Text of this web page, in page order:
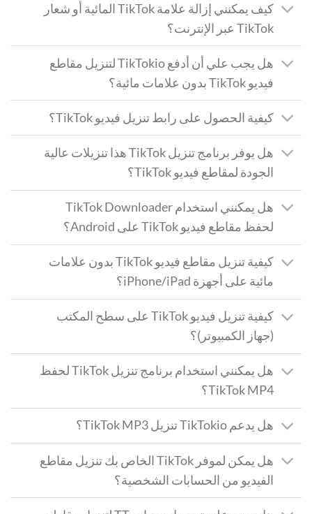
كيف يمكنني إزالة علامة TikTok المائية أو شعار
TikTok عبر الإنترنت؟
هل يجب علي أن أدفع TikTokio لتنزيل مقاطع
فيديو TikTok بدون علامات مائية؟
كيفية الحصول على رابط تنزيل فيديو TikTok؟
هل يوفر برنامج تنزيل TikTok هذا تنزيلات عالية
الجودة لمقاطع فيديو TikTok؟
هل يمكنني استخدام TikTok Downloader
لحفظ مقاطع فيديو TikTok على Android؟
كيفية تنزيل مقاطع فيديو TikTok بدون علامات
مائية على أجهزة iPhone/iPad؟
كيفية تنزيل فيديو TikTok على سطح المكتب
(جهاز الكمبيوتر)؟
هل يمكنني استخدام برنامج تنزيل TikTok لحفظ
TikTok MP4؟
هل يدعم TikTokio تنزيل TikTok MP3؟
هل يمكن لموفر TikTok الخاص بك تنزيل مقاطع
الفيديو من الحسابات الشخصية؟